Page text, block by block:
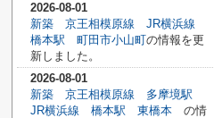
2026-08-01
新築 京王相模原線 JR横浜線
橋本駅 町田市小山町の情報を更
新しました。
2026-08-01
新築 京王相模原線 多摩境駅
JR横浜線 橋本駅 東橋本 の情